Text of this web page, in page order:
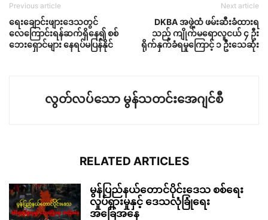
Previous article
ရေးချောင်းဖျားဒေသတွင်
လေကြောင်းရန်ဆက်ရှိနေ၍ စစ်
ဘေးရှောင်များ နေရပ်မပြန်နိုင်
Next article
DKBA အဖွဲ့ထံ ဖမ်းဆီးခံထားရ
သည့် ကျိုက်မရောလူငယ် ၄ ဦး
ရိုက်နှက်ခံရမှုကြောင့် ၁ ဦးသေဆုံး
လွတ်လပ်သော မွန်သတင်းအေဂျင်စီ
RELATED ARTICLES
မွန်ပြည်နယ်တောင်ပိုင်းဒေသ စစ်ရေး
လှုပ်ရှားမှုနှင့် ဒေသလုံခြုံရေး
အခြေအနေ